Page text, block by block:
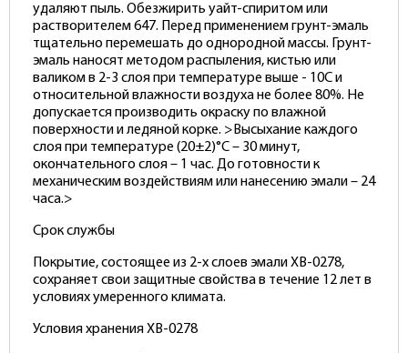
удаляют пыль. Обезжирить уайт-спиритом или
растворителем 647. Перед применением грунт-эмаль
тщательно перемешать до однородной массы. Грунт-
эмаль наносят методом распыления, кистью или
валиком в 2-3 слоя при температуре выше - 10С и
относительной влажности воздуха не более 80%. Не
допускается производить окраску по влажной
поверхности и ледяной корке. >Высыхание каждого
слоя при температуре (20±2)°С – 30 минут,
окончательного слоя – 1 час. До готовности к
механическим воздействиям или нанесению эмали – 24
часа.>
Срок службы
Покрытие, состоящее из 2-х слоев эмали ХВ-0278,
сохраняет свои защитные свойства в течение 12 лет в
условиях умеренного климата.
Условия хранения ХВ-0278